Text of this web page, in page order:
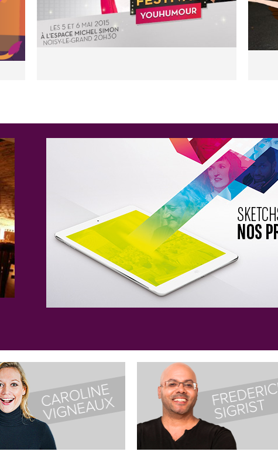
pour rire », Il fait partie de
à présent son nouveau
du « Coup de cœur » au
son premier one-man show,
d'anthologie.
humour noir décapant, sa
vous donnent des
!
propose de retrouver sur
la nouvelle scène comique
accueilli plus de 300 Artistes
avec plus de 70